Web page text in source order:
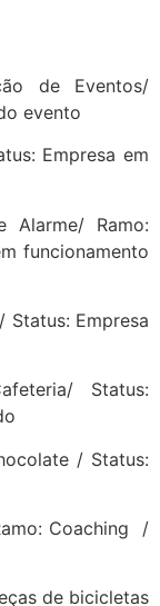
de Eventos/
evento
Empresa em
Alarme/ Ramo:
funcionamento
Status: Empresa
Status:
/ Status:
Coaching /
de bicicletas